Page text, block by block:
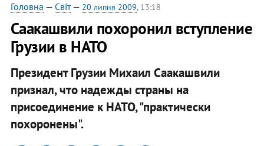
Головна — Світ— 20 липня 2009, 13:18
Саакашвили похоронил вступление
Грузии в НАТО
Президент Грузии Михаил Саакашвили
признал, что надежды страны на
присоединение к НАТО, "практически
похоронены".